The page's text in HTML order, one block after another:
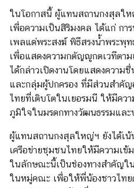
ห
ยุ
ด
บ
ริ
ก
ร
ป
ร
ะ
ในโอกาสนี้ ผู้แทนสถานกงสุลให
เพื่อความเป็นสิริมงคล ได้แก่ กา
เพลแด่พระสงฆ์ พิธีสรงน้ำพระพุ
เพื่อแสดงความกตัญญูกตเวทีตา
ได้กล่าวเปิดงานโดยแสดงควา
และกลุ่มผู้ปกครอง ที่มีส่วนสำคัญ
ไทยที่เติบโตในเยอรมนี ให้มีคว
ภูมิใจในมรดกทางวัฒนธรรมและ
ผู้แทนสถานกงสุลใหญ่ฯ ยังได้เน้
เครือข่ายชุมชนไทยให้มีความเข้
ในลักษณะนี้เป็นช่องทางสำคัญใ
ในหมู่คณะ เพื่อให้พี่น้องชาวไท